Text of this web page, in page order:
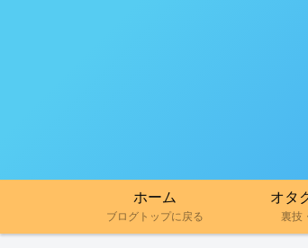
ホーム
ブログトップに戻る
オタ
裏技